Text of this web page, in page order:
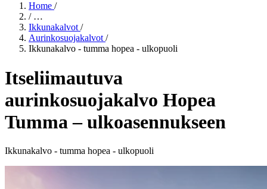
Home /
/ …
Ikkunakalvot /
Aurinkosuojakalvot /
Ikkunakalvo - tumma hopea - ulkopuoli
Itseliimautuva
aurinkosuojakalvo Hopea
Tumma – ulkoasennukseen
Ikkunakalvo - tumma hopea - ulkopuoli